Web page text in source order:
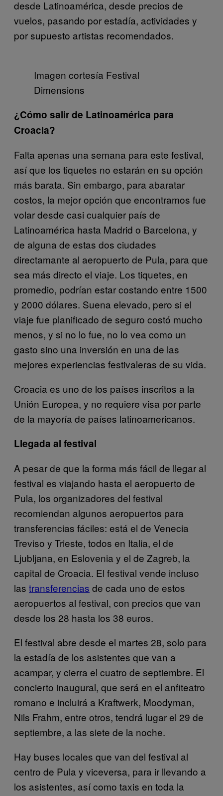
desde Latinoamérica, desde precios de
vuelos, pasando por estadía, actividades y
por supuesto artistas recomendados.
Imagen cortesía Festival
Dimensions
¿Cómo salir de Latinoamérica para
Croacia?
Falta apenas una semana para este festival,
así que los tiquetes no estarán en su opción
más barata. Sin embargo, para abaratar
costos, la mejor opción que encontramos fue
volar desde casi cualquier país de
Latinoamérica hasta Madrid o Barcelona, y
de alguna de estas dos ciudades
directamante al aeropuerto de Pula, para que
sea más directo el viaje. Los tiquetes, en
promedio, podrían estar costando entre 1500
y 2000 dólares. Suena elevado, pero si el
viaje fue planificado de seguro costó mucho
menos, y si no lo fue, no lo vea como un
gasto sino una inversión en una de las
mejores experiencias festivaleras de su vida.
Croacia es uno de los países inscritos a la
Unión Europea, y no requiere visa por parte
de la mayoría de países latinoamericanos.
Llegada al festival
A pesar de que la forma más fácil de llegar al
festival es viajando hasta el aeropuerto de
Pula, los organizadores del festival
recomiendan algunos aeropuertos para
transferencias fáciles: está el de Venecia
Treviso y Trieste, todos en Italia, el de
Ljubljana, en Eslovenia y el de Zagreb, la
capital de Croacia. El festival vende incluso
las transferencias de cada uno de estos
aeropuertos al festival, con precios que van
desde los 28 hasta los 38 euros.
El festival abre desde el martes 28, solo para
la estadía de los asistentes que van a
acampar, y cierra el cuatro de septiembre. El
concierto inaugural, que será en el anfiteatro
romano e incluirá a Kraftwerk, Moodyman,
Nils Frahm, entre otros, tendrá lugar el 29 de
septiembre, a las siete de la noche.
Hay buses locales que van del festival al
centro de Pula y viceversa, para ir llevando a
los asistentes, así como taxis en toda la